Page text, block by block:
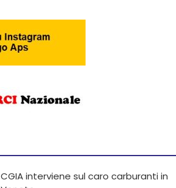
CGIA interviene sul caro carburanti in